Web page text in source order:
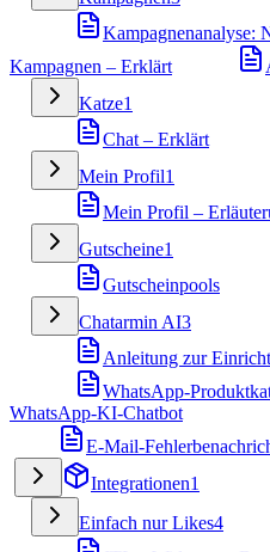
Kampagnenanalyse:
Kampagnen – Erklärt
Katze1
Chat – Erklärt
Mein Profil1
Mein Profil –
Gutscheine1
Gutscheinpools
Chatarmin AI3
Anleitung zur
WhatsApp-
WhatsApp-KI-Chatbot
E-Mail-
Integrationen1
Einfach nur Likes4